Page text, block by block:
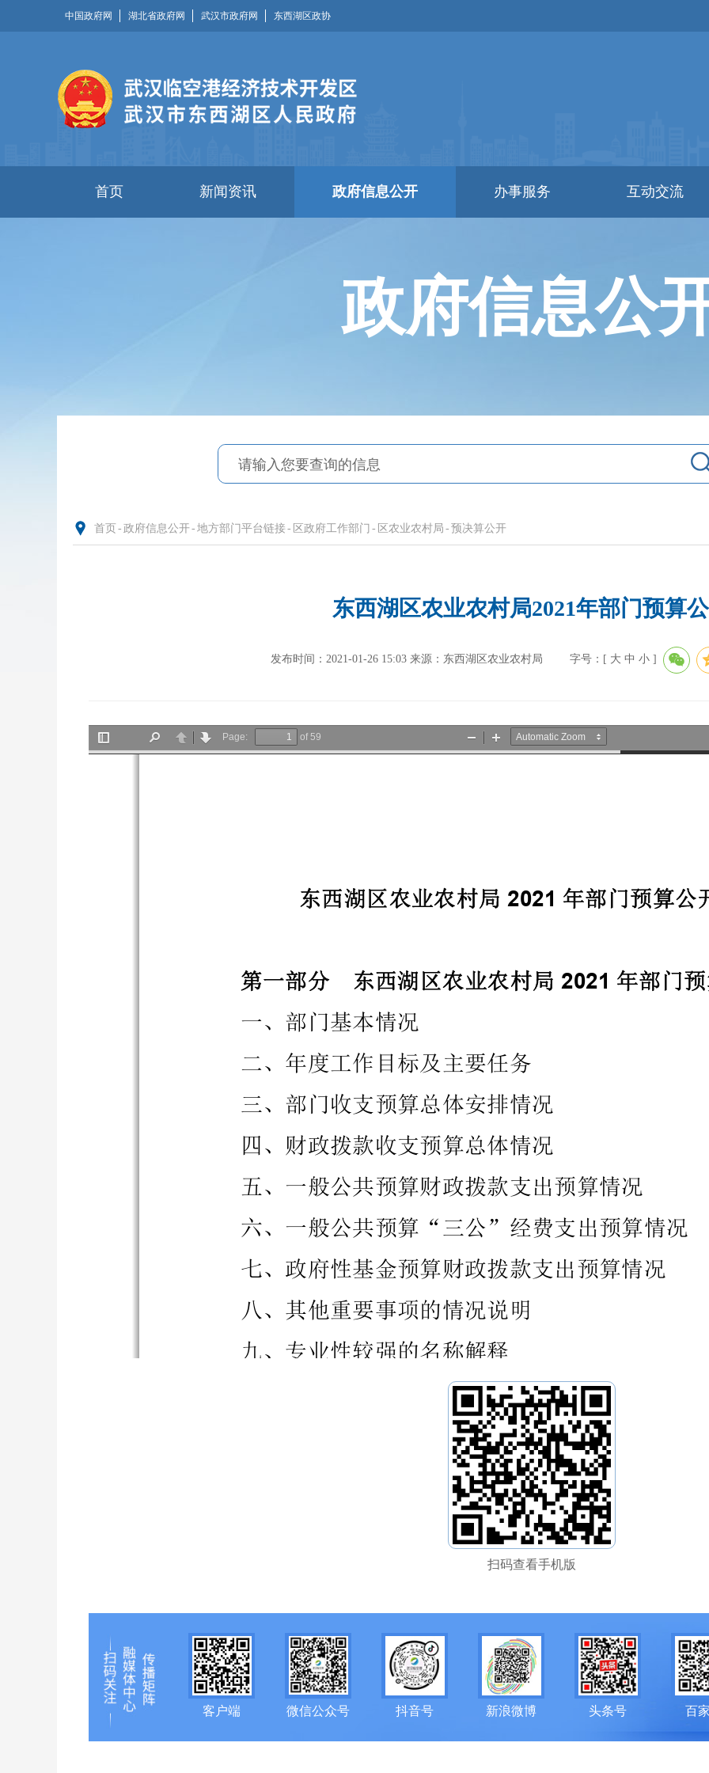
中国政府网 湖北省政府网 武汉市政府网 东西湖区政协
首页 新闻资讯 政府信息公开 办事服务 互动交流
政府信息公
首页 - 政府信息公开- 地方部门平台链接- 区政府工作部门 - 区农业农村局 - 预决算公开
东西湖区农业农村局2021年部门预算
发布时间：2021-01-26 15:03 来源：东西湖区农业农村局 字号：[ 大 中 小 ]
扫码查看手机版
客户端 微信公众号 抖音号 新浪微博 头条号 百